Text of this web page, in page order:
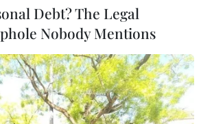
(Vietnam+)
Debt? The Legal
Nobody Mentions